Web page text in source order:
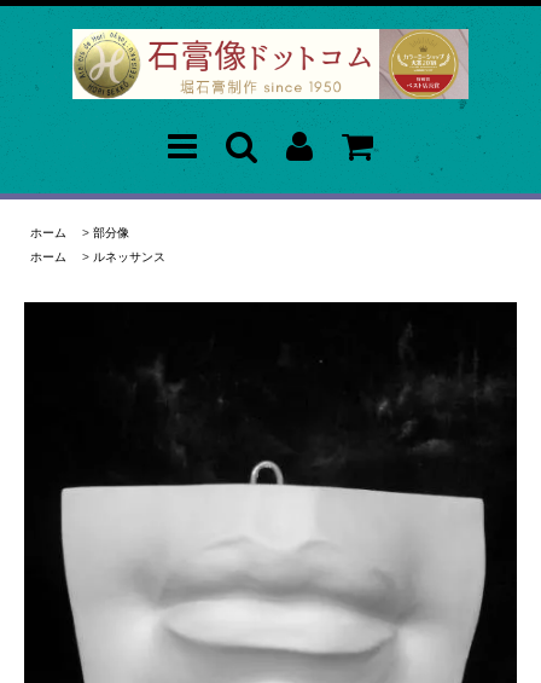
ホーム > 部分像
ホーム
> ルネッサンス